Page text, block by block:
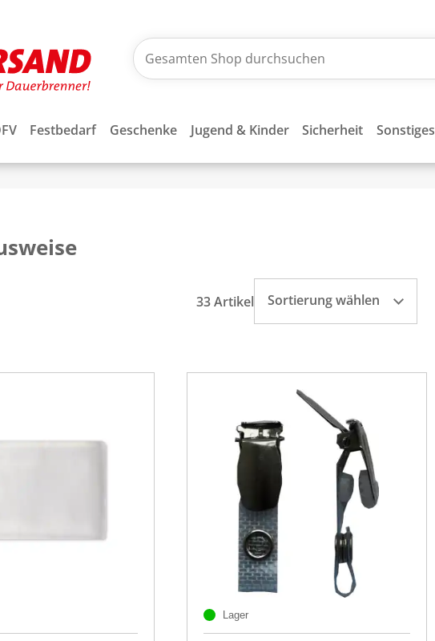
Festbedarf Geschenke Jugend & Kinder Sicherheit Sonstiges
33 Artikel Sortierung wählen
Lager